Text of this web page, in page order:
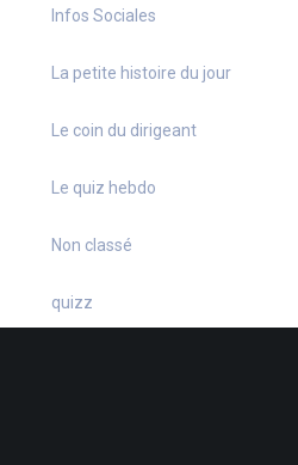
Infos Sociales
La petite histoire du jour
Le coin du dirigeant
Le quiz hebdo
Non classé
quizz